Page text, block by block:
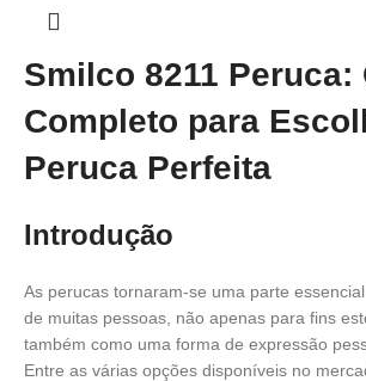
Smilco 8211 Peruca:
Completo para
Peruca Perfeita
Introdução
As perucas tornaram-se uma parte
de muitas pessoas, não apenas para fins
também como uma forma de expressão
Entre as várias opções disponíveis no